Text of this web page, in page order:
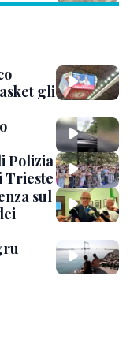
gli
Polizia
Trieste
sul